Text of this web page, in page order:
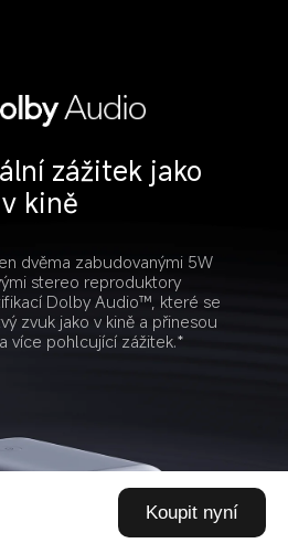
Koupit nyní
zážitek jako
v kině
dvěma zabudovanými 5W
stereo reproduktory
Dolby Audio™, které se
zvuk jako v kině a přinesou
více pohlcující zážitek.*